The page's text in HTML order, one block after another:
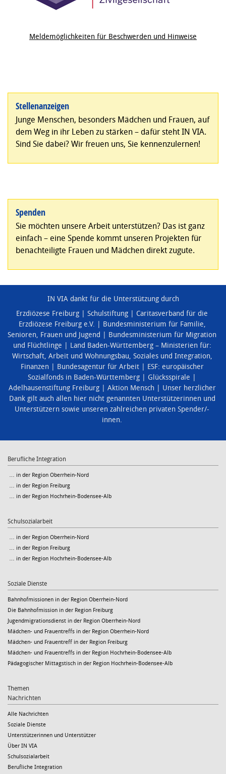
Meldemöglichkeiten für Beschwerden und Hinweise
Stellenanzeigen
Junge Menschen, besonders Mädchen und Frauen, auf
dem Weg in ihr Leben zu stärken – dafür steht IN VIA.
Sind Sie dabei? Wir freuen uns, Sie kennenzulernen!
Spenden
Sie möchten unsere Arbeit unterstützen? Das ist ganz
einfach – eine Spende kommt unseren Projekten für
benachteiligte Frauen und Mädchen direkt zugute.
IN VIA dankt für die Unterstützung durch
Erzdiözese Freiburg
Schulstiftung
Caritasverband für die
Erzdiözese Freiburg e.V.
Bundesministerium für Familie,
Senioren, Frauen und Jugend
Bundesministerium für Migration
und Flüchtlinge
Land Baden-Württemberg – Ministerien für:
Wirtschaft, Arbeit und Wohnungsbau, Soziales und Integration,
Finanzen
Bundesagentur für Arbeit
ESF: europäischer
Sozialfonds in Baden-Württemberg
Glücksspirale
Adelhausenstiftung Freiburg
Aktion Mensch
Unser herzlicher
Dank gilt auch allen hier nicht genannten Unterstützerinnen und
Unterstützern sowie unseren zahlreichen privaten Spender/-
innen.
Berufliche Integration
… in der Region Oberrhein-Nord
… in der Region Freiburg
… in der Region Hochrhein-Bodensee-Alb
Schulsozialarbeit
… in der Region Oberrhein-Nord
… in der Region Freiburg
… in der Region Hochrhein-Bodensee-Alb
Soziale Dienste
Bahnhofmissionen in der Region Oberrhein-Nord
Die Bahnhofmission in der Region Freiburg
Jugendmigrationsdienst in der Region Oberrhein-Nord
Mädchen- und Frauentreffs in der Region Oberrhein-Nord
Mädchen- und Frauentreff in der Region Freiburg
Mädchen- und Frauentreffs in der Region Hochrhein-Bodensee-Alb
Pädagogischer Mittagstisch in der Region Hochrhein-Bodensee-Alb
Themen
Nachrichten
Alle Nachrichten
Soziale Dienste
Unterstützerinnen und Unterstützer
Über IN VIA
Schulsozialarbeit
Berufliche Integration